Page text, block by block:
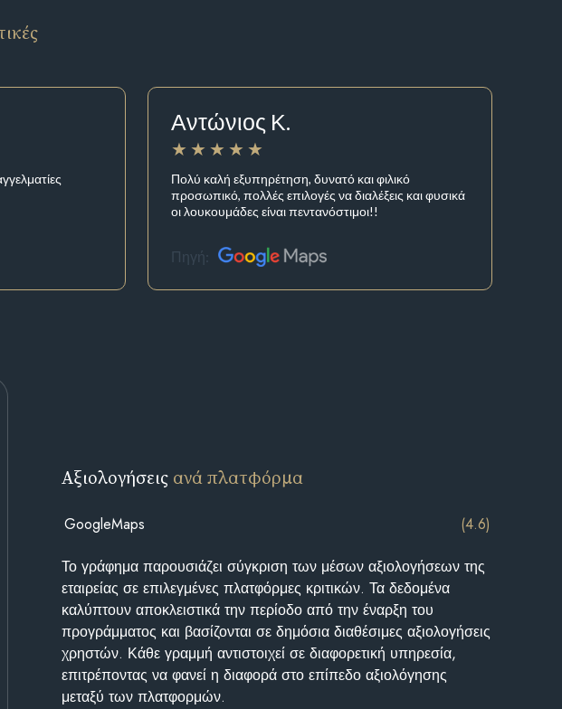
Αντώνιος Κ.
Πολύ καλή εξυπηρέτηση, δυνατό και φιλικό
προσωπικό, πολλές επιλογές να διαλέξεις και φυσικά
οι λουκουμάδες είναι πεντανόστιμοι!!
Πηγή:
Αξιολογήσεις ανά πλατφόρμα
GoogleMaps (4.6)
Το γράφημα παρουσιάζει σύγκριση των μέσων αξιολογήσεων της
εταιρείας σε επιλεγμένες πλατφόρμες κριτικών. Τα δεδομένα
καλύπτουν αποκλειστικά την περίοδο από την έναρξη του
προγράμματος και βασίζονται σε δημόσια διαθέσιμες αξιολογήσεις
χρηστών. Κάθε γραμμή αντιστοιχεί σε διαφορετική υπηρεσία,
επιτρέποντας να φανεί η διαφορά στο επίπεδο αξιολόγησης
μεταξύ των πλατφορμών.